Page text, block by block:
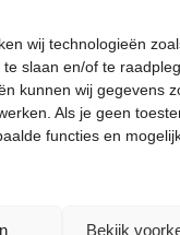
wij technologieën
slaan en/of te
kunnen wij gegevens
Als je geen
functies en
Bekijk